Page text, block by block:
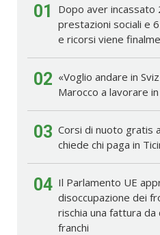
01
Dopo aver incassato
prestazioni sociali e
e ricorsi viene
02 «Voglio andare in
Marocco a lavorare
03 Corsi di nuoto gratis
chiede chi paga in
04 Il Parlamento UE
disoccupazione dei
rischia una fattura da
franchi